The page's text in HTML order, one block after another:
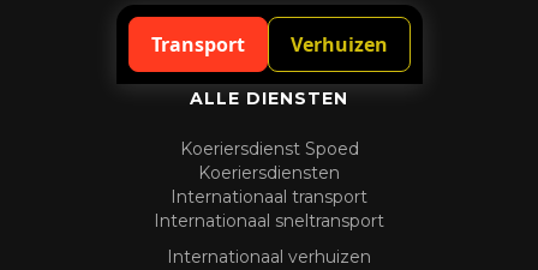
Spoedaanvraag
ALLE DIENSTEN
Koeriersdienst Spoed
Koeriersdiensten
Internationaal transport
Internationaal sneltransport
Internationaal verhuizen
Transport Verhuizen